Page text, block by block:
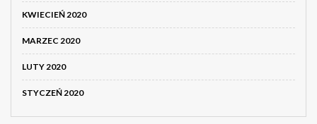
KWIECIEŃ 2020
MARZEC 2020
LUTY 2020
STYCZEŃ 2020